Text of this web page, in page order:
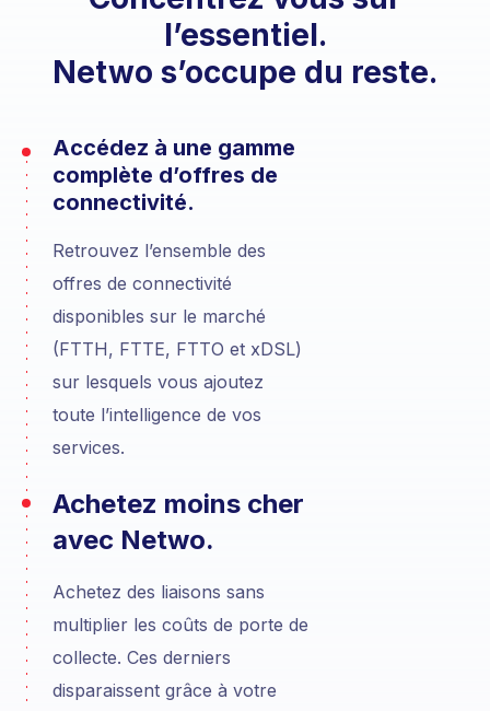
l’essentiel.
Netwo s’occupe du reste.
Accédez à une gamme
complète d’offres de
connectivité.
Retrouvez l’ensemble des
offres de connectivité
disponibles sur le marché
(FTTH, FTTE, FTTO et xDSL)
sur lesquels vous ajoutez
toute l’intelligence de vos
services.
Achetez moins cher
avec Netwo.
Achetez des liaisons sans
multiplier les coûts de porte de
collecte. Ces derniers
disparaissent grâce à votre